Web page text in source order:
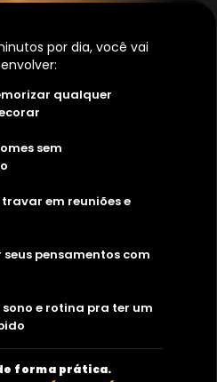
por dia, você vai
qualquer
sem
em reuniões e
pensamentos com
e rotina pra ter um
forma prática.